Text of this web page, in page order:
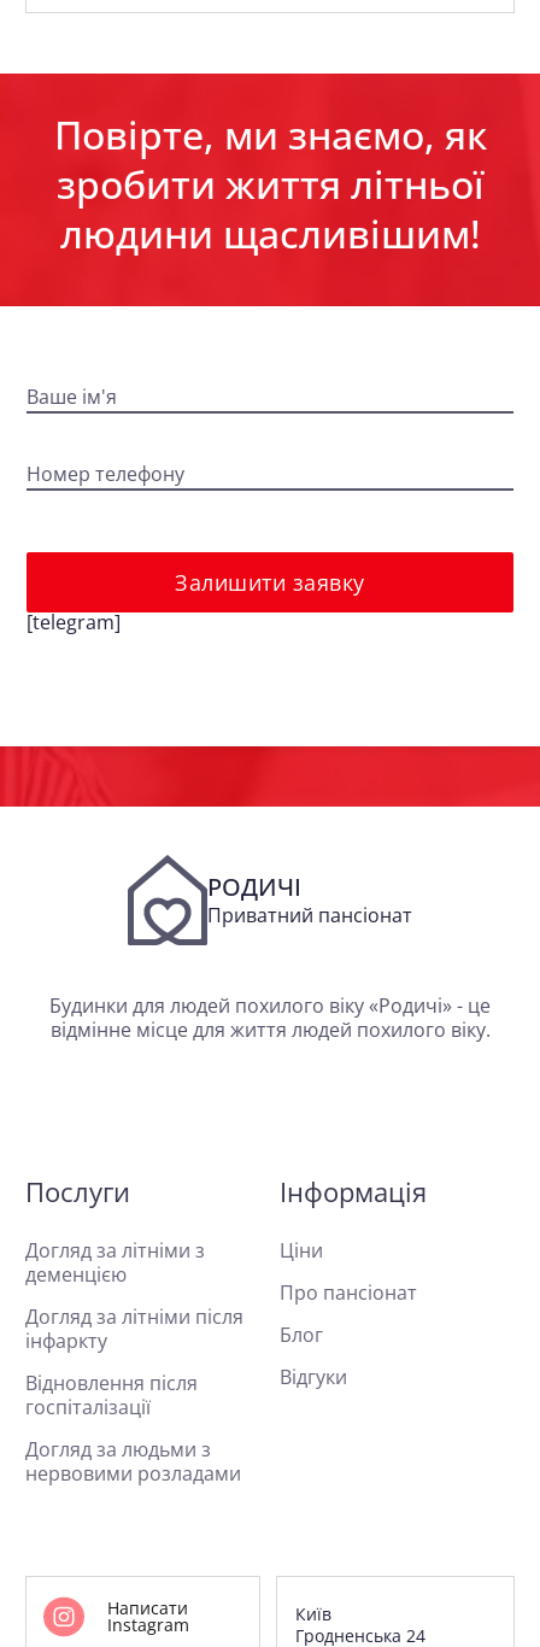
Повірте, ми знаємо, як
зробити життя літньої
людини щасливішим!
Ваше ім'я
Номер телефону
Залишити заявку
[telegram]
РОДИЧІ
Приватний пансіонат
Будинки для людей похилого віку «Родичі» - це
відмінне місце для життя людей похилого віку.
Послуги
Догляд за літніми з
деменцією
Догляд за літніми після
інфаркту
Відновлення після
госпіталізації
Догляд за людьми з
нервовими розладами
Інформація
Ціни
Про пансіонат
Блог
Відгуки
Написати
Instagram
Київ
Гродненська 24